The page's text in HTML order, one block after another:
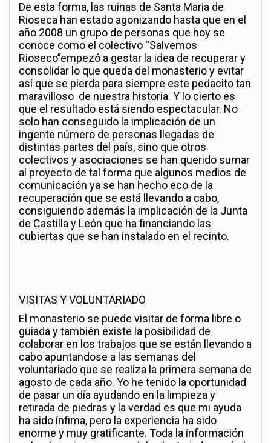
De esta forma, las ruinas de Santa Maria de
Rioseca han estado agonizando hasta que en el
año 2008 un grupo de personas que hoy se
conoce como el colectivo “Salvemos
Rioseco”empezó a gestar la idea de recuperar y
consolidar lo que queda del monasterio y evitar
así que se pierda para siempre este pedacito tan
maravilloso de nuestra historia. Y lo cierto es
que el resultado está siendo espectacular. No
solo han conseguido la implicación de un
ingente número de personas llegadas de
distintas partes del país, sino que otros
colectivos y asociaciones se han querido sumar
al proyecto de tal forma que algunos medios de
comunicación ya se han hecho eco de la
recuperación que se está llevando a cabo,
consiguiendo además la implicación de la Junta
de Castilla y León que ha financiando las
cubiertas que se han instalado en el recinto.
VISITAS Y VOLUNTARIADO
El monasterio se puede visitar de forma libre o
guiada y también existe la posibilidad de
colaborar en los trabajos que se están llevando a
cabo apuntandose a las semanas del
voluntariado que se realiza la primera semana de
agosto de cada año. Yo he tenido la oportunidad
de pasar un día ayudando en la limpieza y
retirada de piedras y la verdad es que mi ayuda
ha sido ínfima, pero la experiencia ha sido
enorme y muy gratificante. Toda la información